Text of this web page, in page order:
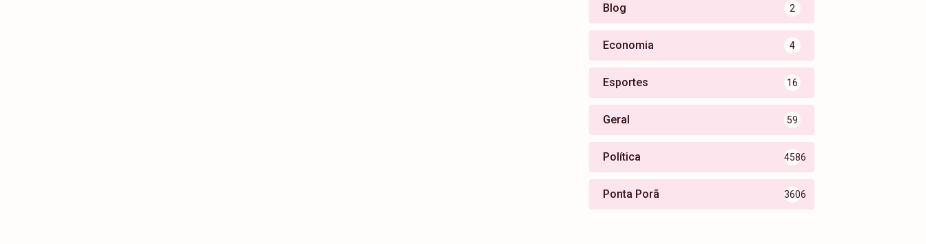
Blog 2
Economia 4
Esportes 16
Geral 59
Política 4586
Ponta Porã 3606